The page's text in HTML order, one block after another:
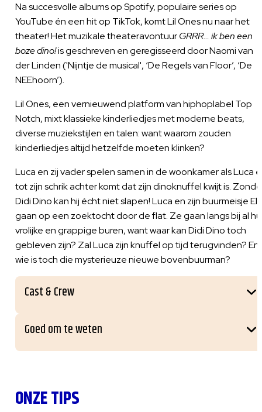
Na succesvolle albums op Spotify, populaire series op
YouTube én een hit op TikTok, komt Lil Ones nu naar het
theater! Het muzikale theateravontuurGRRR… ik ben een
boze dino!is geschreven en geregisseerd door Naomi van
der Linden ('Nijntje de musical', ‘De Regels van Floor’, ‘De
NEEhoorn’).
Lil Ones, een vernieuwend platform van hiphoplabel Top
Notch, mixt klassieke kinderliedjes met moderne beats,
diverse muziekstijlen en talen: want waarom zouden
kinderliedjes altijd hetzelfde moeten klinken?
Luca en zij vader spelen samen in de woonkamer als Luca
tot zijn schrik achter komt dat zijn dinoknuffel kwijt is.
Didi Dino kan hij écht niet slapen! Luca en zijn buurmeisje
gaan op een zoektocht door de flat. Ze gaan langs bij al
vrolijke en grappige buren, want waar kan Didi Dino toch
gebleven zijn? Zal Luca zijn knuffel op tijd terugvinden? En
wie is toch die mysterieuze nieuwe bovenbuurman?
Cast & Crew
Goed om te weten
ONZE TIPS